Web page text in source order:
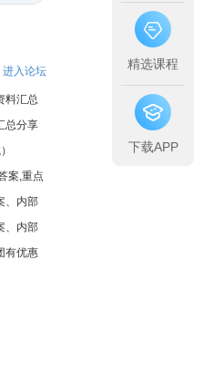
进入论坛
料汇总
总分享
案,重点
、内部
、内部
有优惠
精选课程
下载APP